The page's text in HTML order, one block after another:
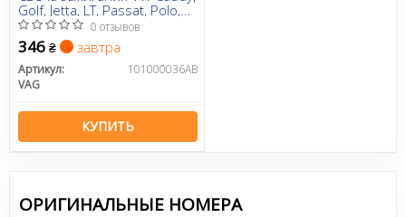
Golf, Jetta, LT, Passat, Polo,
T4/Audi 80/90/100/Seat
Ibiza, Toledo 1.6, 1.8, 2.0 (89-
04) (101000036AB) VAG
0 отзывов
346 ₴ завтра
Артикул:
101000036AB
VAG
КУПИТЬ
ОРИГИНАЛЬНЫЕ НОМЕРА